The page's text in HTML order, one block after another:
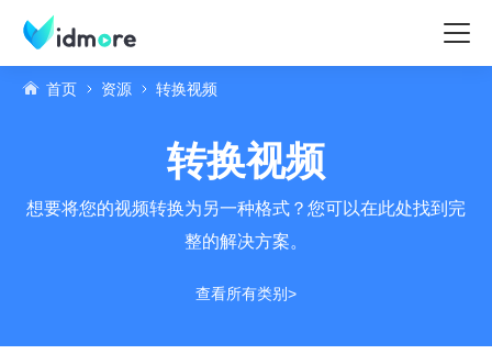
首页 资源 转换视频
转换视频
想要将您的视频转换为另一种格式？您可以在此处找到完
整的解决方案。
查看所有类别>